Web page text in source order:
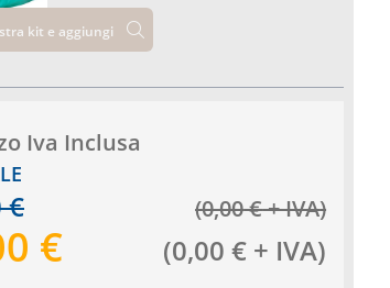
kit e aggiungi
Iva Inclusa
€ (0,00€+ IVA)
€ (0,00 € + IVA)